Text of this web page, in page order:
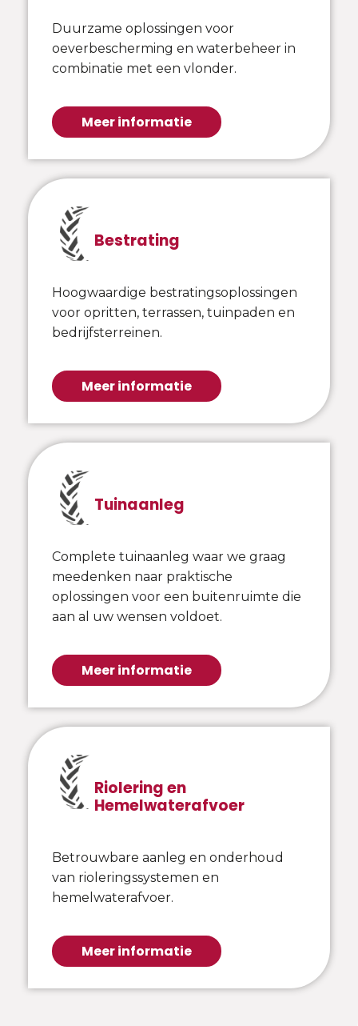
Duurzame oplossingen voor
oeverbescherming en waterbeheer in
combinatie met een vlonder.
Meer informatie
Bestrating
Hoogwaardige bestratingsoplossingen
voor opritten, terrassen, tuinpaden en
bedrijfsterreinen.
Meer informatie
Tuinaanleg
Complete tuinaanleg waar we graag
meedenken naar praktische
oplossingen voor een buitenruimte die
aan al uw wensen voldoet.
Meer informatie
Riolering en
Hemelwaterafvoer
Betrouwbare aanleg en onderhoud
van rioleringssystemen en
hemelwaterafvoer.
Meer informatie